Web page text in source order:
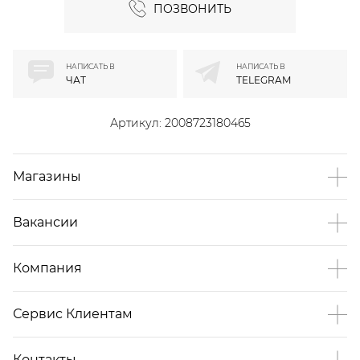
ПОЗВОНИТЬ
Артикул: 2008723180465
НАПИСАТЬ В
ЧАТ
НАПИСАТЬ В
TELEGRAM
Магазины
Вакансии
Компания
Сервис Клиентам